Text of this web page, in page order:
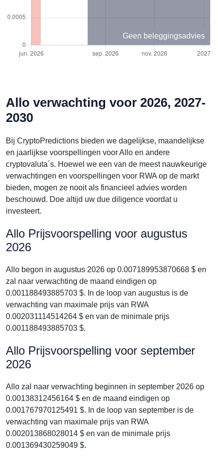
Geen beleggingsadvies
Allo verwachting voor 2026, 2027-
2030
Bij CryptoPredictions bieden we dagelijkse, maandelijkse
en jaarlijkse voorspellingen voor Allo en andere
cryptovaluta´s. Hoewel we een van de meest nauwkeurige
verwachtingen en voorspellingen voor RWA op de markt
bieden, mogen ze nooit als financieel advies worden
beschouwd. Doe altijd uw due diligence voordat u
investeert.
Allo Prijsvoorspelling voor augustus
2026
Allo begon in augustus 2026 op 0.007189953870668 $ en
zal naar verwachting de maand eindigen op
0.001188493885703 $. In de loop van augustus is de
verwachting van maximale prijs van RWA
0.002031114514264 $ en van de minimale prijs
0.001188493885703 $.
Allo Prijsvoorspelling voor september
2026
Allo zal naar verwachting beginnen in september 2026 op
0.00138312456164 $ en de maand eindigen op
0.001767970125491 $. In de loop van september is de
verwachting van maximale prijs van RWA
0.002013868028014 $ en van de minimale prijs
0.001369430259049 $.